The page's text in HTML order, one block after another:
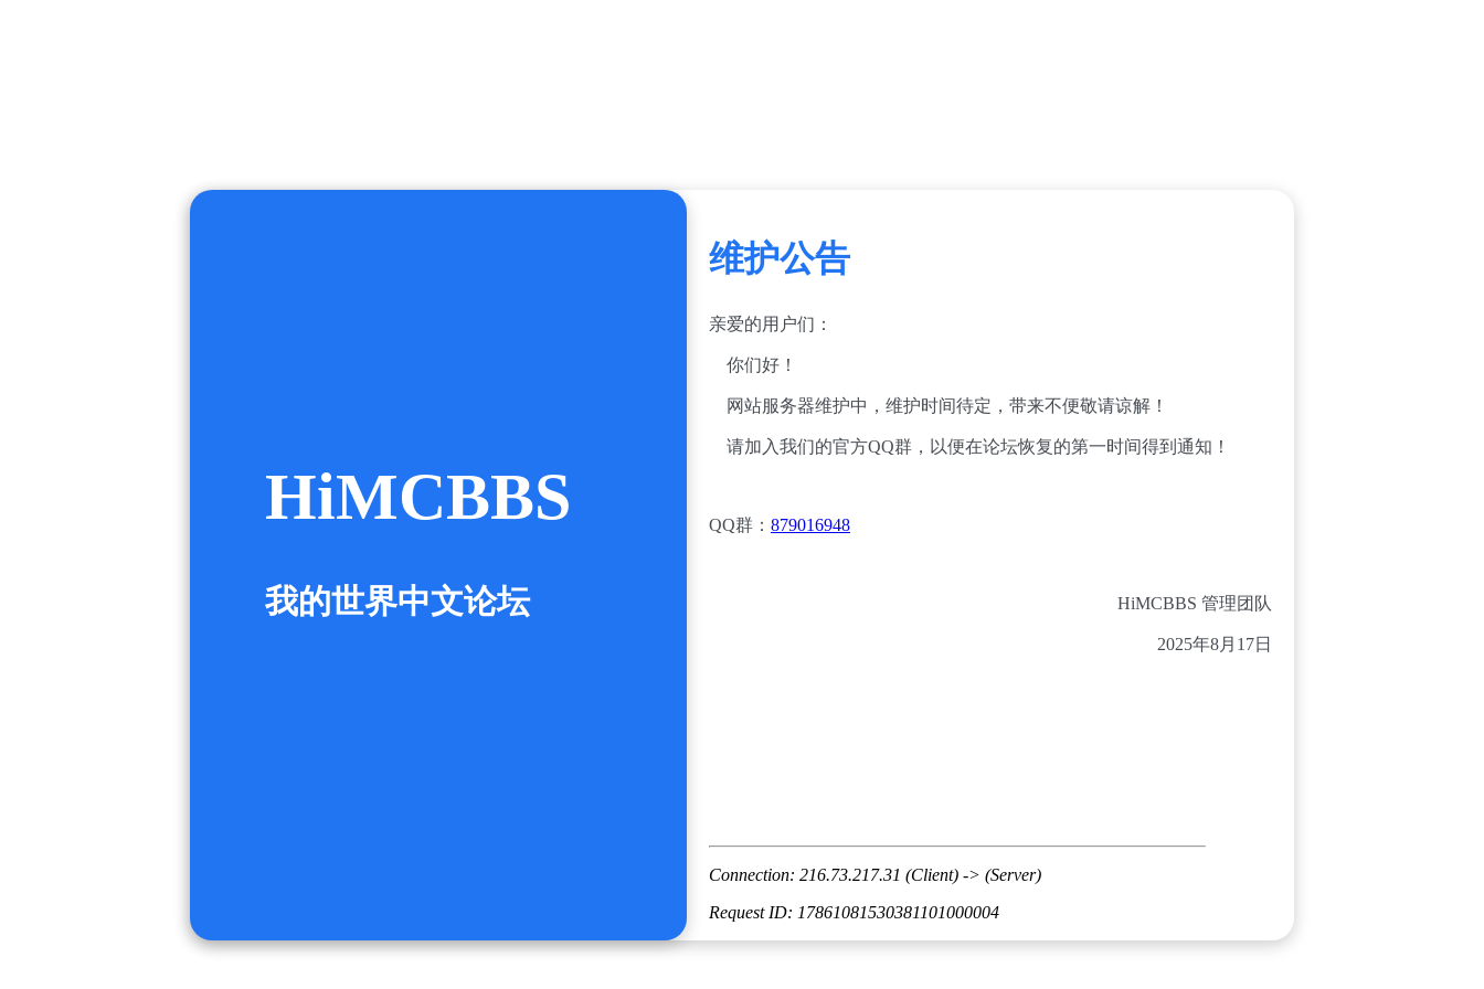
HiMCBBS
我的世界中文论坛
维护公告
亲爱的用户们：
你们好！
网站服务器维护中，维护时间待定，带来不便敬请谅解！
请加入我们的官方QQ群，以便在论坛恢复的第一时间得到通知！
QQ群： 879016948
HiMCBBS 管理团队
2025年8月17日
Connection: 216.73.217.31 (Client) -> (Server)
Request ID: 17861081530381101000004